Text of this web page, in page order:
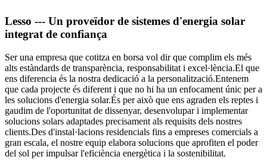
Lesso --- Un proveïdor de sistemes d'energia solar
integrat de confiança
Ser una empresa que cotitza en borsa vol dir que complim els més
alts estàndards de transparència, responsabilitat i excel·lència.El que
ens diferencia és la nostra dedicació a la personalització.Entenem
que cada projecte és diferent i que no hi ha un enfocament únic per a
les solucions d'energia solar.És per això que ens agraden els reptes i
gaudim de l'oportunitat de dissenyar, desenvolupar i implementar
solucions solars adaptades precisament als requisits dels nostres
clients.Des d'instal·lacions residencials fins a empreses comercials a
gran escala, el nostre equip elabora solucions que aprofiten el poder
del sol per impulsar l'eficiència energètica i la sostenibilitat.